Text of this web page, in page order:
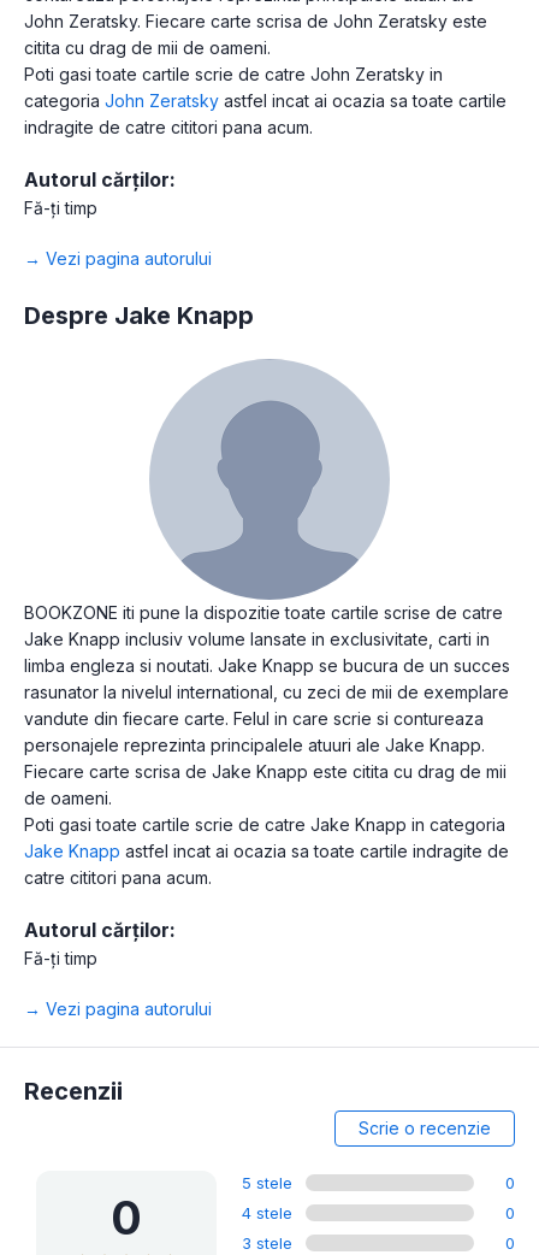
John Zeratsky. Fiecare carte scrisa de John Zeratsky este
citita cu drag de mii de oameni.
Poti gasi toate cartile scrie de catre John Zeratsky in
categoria John Zeratsky astfel incat ai ocazia sa toate cartile
indragite de catre cititori pana acum.
Autorul cărților:
Fă-ți timp
→ Vezi pagina autorului
Despre Jake Knapp
BOOKZONE iti pune la dispozitie toate cartile scrise de catre
Jake Knapp inclusiv volume lansate in exclusivitate, carti in
limba engleza si noutati. Jake Knapp se bucura de un succes
rasunator la nivelul international, cu zeci de mii de exemplare
vandute din fiecare carte. Felul in care scrie si contureaza
personajele reprezinta principalele atuuri ale Jake Knapp.
Fiecare carte scrisa de Jake Knapp este citita cu drag de mii
de oameni.
Poti gasi toate cartile scrie de catre Jake Knapp in categoria
Jake Knapp astfel incat ai ocazia sa toate cartile indragite de
catre cititori pana acum.
Autorul cărților:
Fă-ți timp
→ Vezi pagina autorului
Recenzii
Scrie o recenzie
0
5 stele
0
4 stele
0
3 stele
0